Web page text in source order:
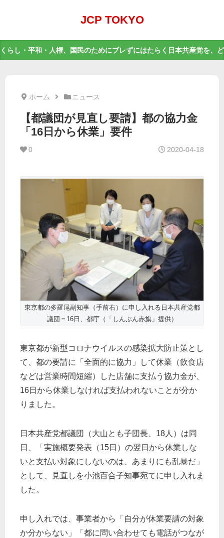
JCP TOKYO
くらし・平和・人権、国民のためにブレずにはたらく日本共産党を、
ホーム ニュース
【都議団が見直し要請】都の協力金
「16日から休業」要件
0 2020-04-18
東京都の多羅尾副知事（手前右）に申し入れる日本共産党都
議団＝16日、都庁（「しんぶん赤旗」提供）
東京都が新型コロナウイルスの感染拡大防止策とし
て、都の要請に「全面的に協力」して休業（飲食店
などは営業時間短縮）した店舗に支払う協力金が、
16日から休業しなければ支払われないことが分か
りました。
日本共産党都議団（大山とも子団長、18人）は同
日、「実施概要発表（15日）の翌日から休業しな
いと支払い対象にしないのは、あまりにも乱暴だ」
として、見直しを小池百合子知事宛てに申し入れま
した。
申し入れでは、事業者から「自分が休業要請の対象
か分からない」「都に問い合わせても電話がつなが